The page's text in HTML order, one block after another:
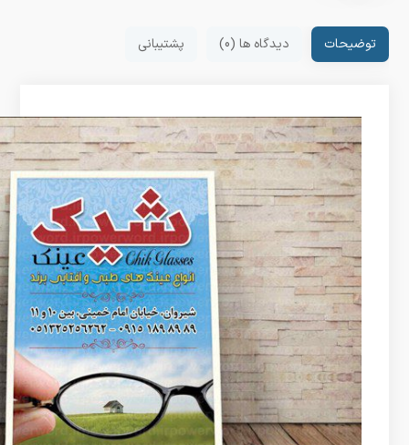
توضیحات دیدگاه ها (0) پشتیبانی